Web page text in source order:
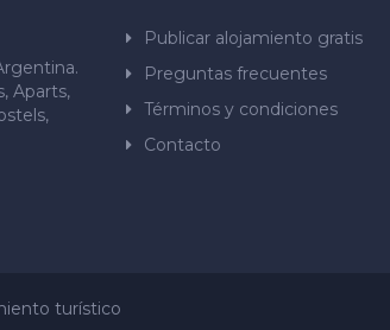
Aparts,
Publicar alojamiento gratis
Preguntas frecuentes
Términos y condiciones
Contacto
turístico